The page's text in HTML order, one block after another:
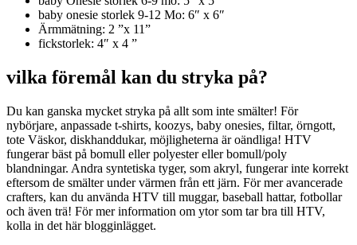
baby onesie storlek 9-12 Mo: 6″ x 6″
Ärmmätning: 2 ”x 11”
fickstorlek: 4″ x 4 ”
vilka föremål kan du stryka på?
Du kan ganska mycket stryka på allt som inte smälter! För
nybörjare, anpassade t-shirts, koozys, baby onesies, filtar, örngott,
tote Väskor, diskhanddukar, möjligheterna är oändliga! HTV
fungerar bäst på bomull eller polyester eller bomull/poly
blandningar. Andra syntetiska tyger, som akryl, fungerar inte korrekt
eftersom de smälter under värmen från ett järn. För mer avancerade
crafters, kan du använda HTV till muggar, baseball hattar, fotbollar
och även trä! För mer information om ytor som tar bra till HTV,
kolla in det här blogginlägget.